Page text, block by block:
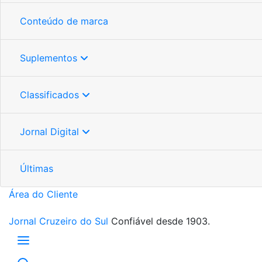
Conteúdo de marca
Suplementos
Classificados
Jornal Digital
Últimas
Área do Cliente
Jornal Cruzeiro do Sul Confiável desde 1903.